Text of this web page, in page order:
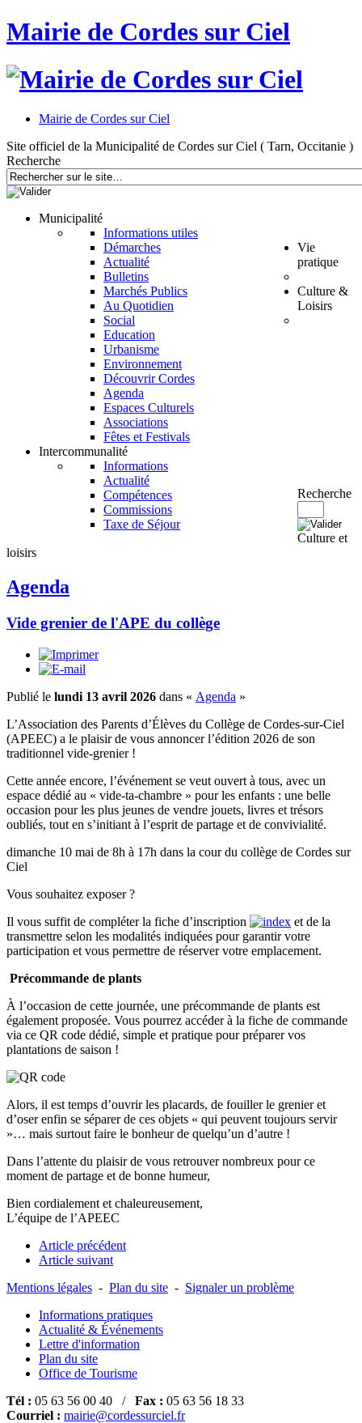
Mairie de Cordes sur Ciel
Mairie de Cordes sur Ciel
Site officiel de la Municipalité de Cordes sur Ciel ( Tarn, Occitanie )
Recherche
Municipalité
Informations utiles
Démarches
Actualité
Bulletins
Marchés Publics
Vie
pratique
Au Quotidien
Social
Education
Urbanisme
Environnement
Culture &
Loisirs
Découvrir Cordes
Agenda
Espaces Culturels
Associations
Fêtes et Festivals
Intercommunalité
Informations
Actualité
Compétences
Commissions
Taxe de Séjour
Recherche
Culture et
loisirs
Agenda
Vide grenier de l'APE du collège
Publié le lundi 13 avril 2026 dans « Agenda »
L’Association des Parents d’Élèves du Collège de Cordes-sur-Ciel
(APEEC) a le plaisir de vous annoncer l’édition 2026 de son
traditionnel vide-grenier !
Cette année encore, l’événement se veut ouvert à tous, avec un
espace dédié au « vide-ta-chambre » pour les enfants : une belle
occasion pour les plus jeunes de vendre jouets, livres et trésors
oubliés, tout en s’initiant à l’esprit de partage et de convivialité.
dimanche 10 mai de 8h à 17h dans la cour du collège de Cordes sur
Ciel
Vous souhaitez exposer ?
Il vous suffit de compléter la fiche d’inscription
et de la
transmettre selon les modalités indiquées pour garantir votre
participation et vous permettre de réserver votre emplacement.
Précommande de plants
À l’occasion de cette journée, une précommande de plants est
également proposée. Vous pourrez accéder à la fiche de commande
via ce QR code dédié, simple et pratique pour préparer vos
plantations de saison !
Alors, il est temps d’ouvrir les placards, de fouiller le grenier et
d’oser enfin se séparer de ces objets « qui peuvent toujours servir
»… mais surtout faire le bonheur de quelqu’un d’autre !
Dans l’attente du plaisir de vous retrouver nombreux pour ce
moment de partage et de bonne humeur,
Bien cordialement et chaleureusement,
L’équipe de l’APEEC
Article précédent
Article suivant
Mentions légales - Plan du site - Signaler un problème
Informations pratiques
Actualité & Événements
Lettre d'information
Plan du site
Office de Tourisme
Tél : 05 63 56 00 40 / Fax : 05 63 56 18 33
Courriel : mairie@cordessurciel.fr